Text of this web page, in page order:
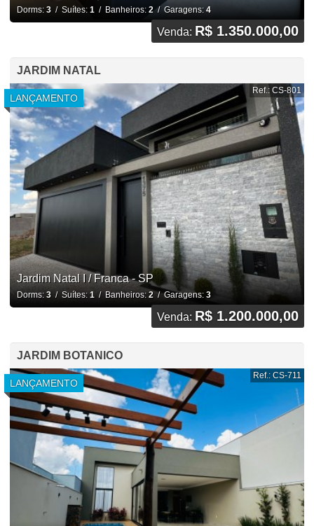
Dorms: 3/ Suítes: 1/ Banheiros: 2/ Garagens: 4
Venda: R$ 1.350.000,00
JARDIM NATAL
LANÇAMENTO
Ref.: CS-801
Jardim Natal I / Franca - SP
Dorms: 3/ Suítes: 1 / Banheiros:2/ Garagens: 3
Venda: R$ 1.200.000,00
JARDIM BOTANICO
LANÇAMENTO
Ref.: CS-711